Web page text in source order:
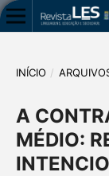
INÍCIO /
A
MÉDIO: